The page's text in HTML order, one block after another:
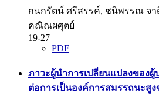
กนกรัตน์ ศรีสรรค์, ชนิพรรณ จา
คณิณผศุตย์
19-27
PDF
ภาวะผู้นำการเปลี่ยนแปลงของ
ต่อการเป็นองค์การสมรรถนะสู